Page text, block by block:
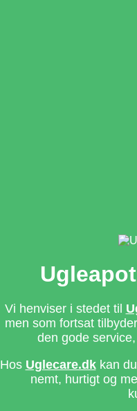
Vi henviser i stedet til
men som fortsat
den gode
Hos Uglecare.dkkan du
nemt, hurtigt og